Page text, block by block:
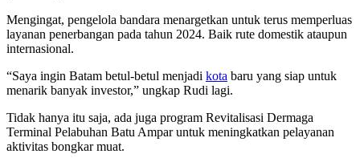
Mengingat, pengelola bandara menargetkan untuk terus memperluas
layanan penerbangan pada tahun 2024. Baik rute domestik ataupun
internasional.
“Saya ingin Batam betul-betul menjadi kota baru yang siap untuk
menarik banyak investor,” ungkap Rudi lagi.
Tidak hanya itu saja, ada juga program Revitalisasi Dermaga
Terminal Pelabuhan Batu Ampar untuk meningkatkan pelayanan
aktivitas bongkar muat.